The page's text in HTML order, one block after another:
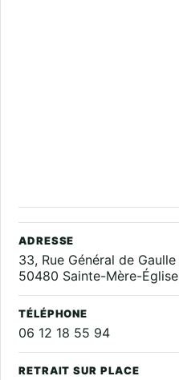
ADRESSE
33, Rue Général de Gaulle
50480 Sainte-Mère-Église
TÉLÉPHONE
06 12 18 55 94
RETRAIT SUR PLACE